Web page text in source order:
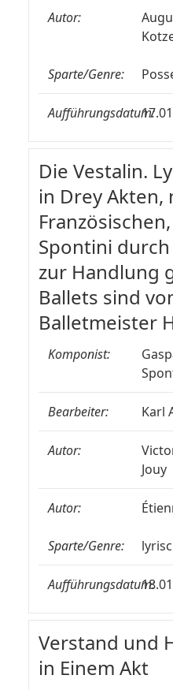
Autor:
Sparte/Genre:
Aufführungsdatum:
Die Vestalin.
in Drey Akten,
Spontini
zur Handlung
Ballets sind
Balletmeister
Komponist:
Bearbeiter: Karl
Autor:
Jouy
Autor:
Sparte/Genre:
Aufführungsdatum:
Verstand und
in Einem Akt